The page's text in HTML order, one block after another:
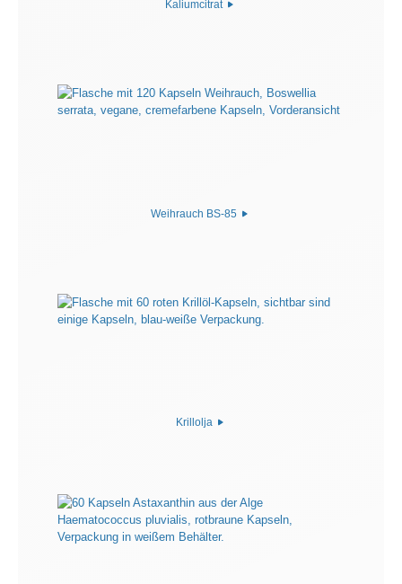
Kaliumcitrat
Weihrauch BS-85
Krillolja